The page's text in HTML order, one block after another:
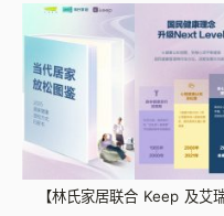
【林氏家居联合 Keep 及艾